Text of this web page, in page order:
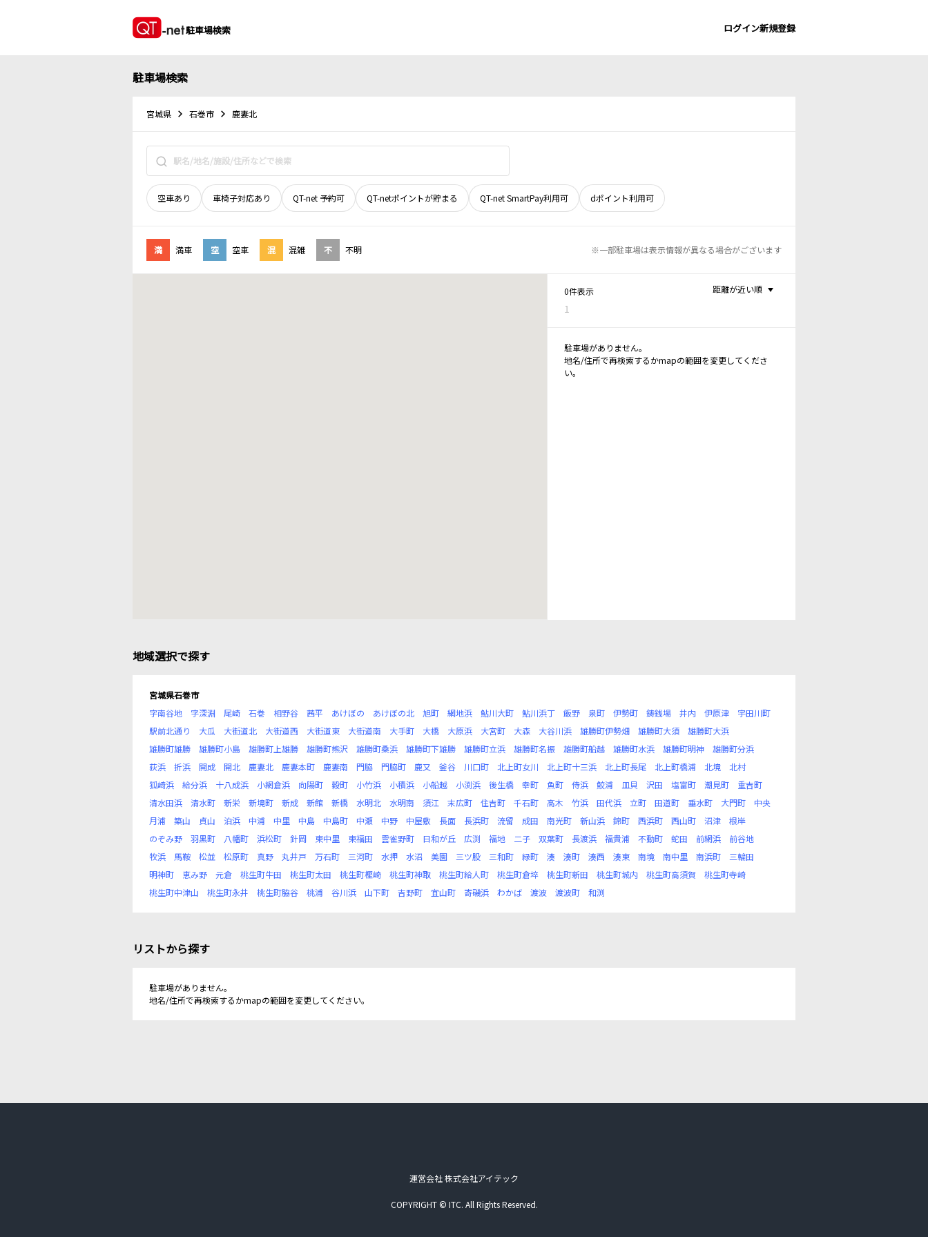
駐車場検索 ログイン新規登録
駐車場検索
宮城県 石巻市 鹿妻北
空車あり 車椅子対応あり QT-net 予約可 QT-netポイントが貯まる QT-net SmartPay利用可 dポイント利用可
満 満車 空 空車 混 混雑 不 不明 ※一部駐車場は表示情報が異なる場合がございます
0件表示
1
距離が近い順
駐車場がありません。
地名/住所で再検索するかmapの範囲を変更してくださ
い。
地域選択で探す
宮城県石巻市
字南谷地
字深淵 尾崎 石巻 相野谷 茜平 あけぼの あけぼの北 旭町 網地浜 鮎川大町 鮎川浜丁 飯野 泉町 伊勢町 鋳銭場 井内 伊原津
宇田川町
駅前北通り
大瓜 大街道北 大街道西 大街道東 大街道南 大手町 大橋 大原浜 大宮町 大森 大谷川浜 雄勝町伊勢畑 雄勝町大須
雄勝町大浜
雄勝町雄勝
雄勝町小島 雄勝町上雄勝 雄勝町熊沢 雄勝町桑浜 雄勝町下雄勝 雄勝町立浜 雄勝町名振 雄勝町船越 雄勝町水浜 雄勝町明神
雄勝町分浜
荻浜
折浜 開成 開北 鹿妻北 鹿妻本町 鹿妻南 門脇 門脇町 鹿又 釜谷 川口町 北上町女川 北上町十三浜 北上町長尾 北上町橋浦 北境
北村
狐崎浜
給分浜 十八成浜 小網倉浜 向陽町 穀町 小竹浜 小積浜 小船越 小渕浜 後生橋 幸町 魚町 侍浜 鮫浦 皿貝 沢田 塩富町 潮見町
重吉町
清水田浜
清水町 新栄 新境町 新成 新館 新橋 水明北 水明南 須江 末広町 住吉町 千石町 高木 竹浜 田代浜 立町 田道町 垂水町 大門町
中央
月浦
築山 貞山 泊浜 中浦 中里 中島 中島町 中瀬 中野 中屋敷 長面 長浜町 流留 成田 南光町 新山浜 錦町 西浜町 西山町 沼津
根岸
のぞみ野
羽黒町 八幡町 浜松町 針岡 東中里 東福田 雲雀野町 日和が丘 広渕 福地 二子 双葉町 長渡浜 福貴浦 不動町 蛇田 前網浜
前谷地
牧浜
馬鞍 松並 松原町 真野 丸井戸 万石町 三河町 水押 水沼 美園 三ツ股 三和町 緑町 湊 湊町 湊西 湊東 南境 南中里 南浜町
三輪田
明神町
恵み野 元倉 桃生町牛田 桃生町太田 桃生町樫崎 桃生町神取 桃生町給人町 桃生町倉埣 桃生町新田 桃生町城内 桃生町高須賀
桃生町寺崎
桃生町中津山
桃生町永井 桃生町脇谷 桃浦 谷川浜 山下町 吉野町 宜山町 寄磯浜 わかば 渡波 渡波町 和渕
リストから探す
駐車場がありません。
地名/住所で再検索するかmapの範囲を変更してください。
運営会社 株式会社アイテック
COPYRIGHT © ITC. All Rights Reserved.